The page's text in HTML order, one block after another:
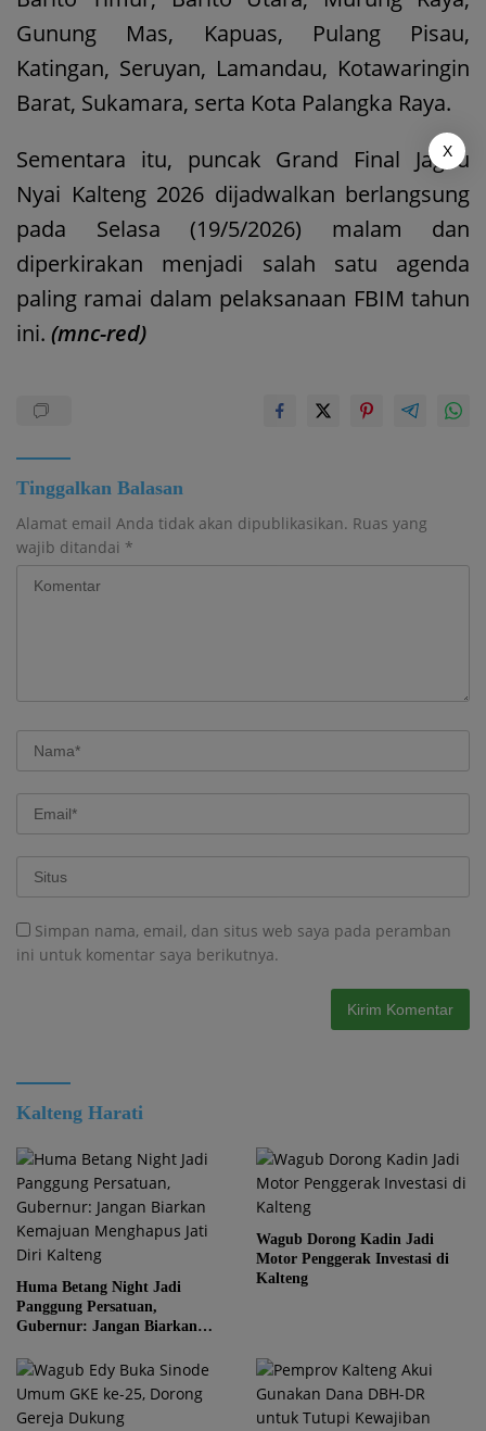
Gunung Mas, Kapuas, Pulang Pisau,
Katingan, Seruyan, Lamandau, Kotawaringin
Barat, Sukamara, serta Kota Palangka Raya.
Sementara itu, puncak Grand Final Jagau
Nyai Kalteng 2026 dijadwalkan berlangsung
pada Selasa (19/5/2026) malam dan
diperkirakan menjadi salah satu agenda
paling ramai dalam pelaksanaan FBIM tahun
ini. (mnc-red)
Tinggalkan Balasan
Alamat email Anda tidak akan dipublikasikan. Ruas yang
wajib ditandai *
Simpan nama, email, dan situs web saya pada peramban
ini untuk komentar saya berikutnya.
Kalteng Harati
Huma Betang Night Jadi
Panggung Persatuan,
Gubernur: Jangan Biarkan
Kalteng
Wagub Dorong Kadin Jadi
Motor Penggerak Investasi di
Kalteng
X